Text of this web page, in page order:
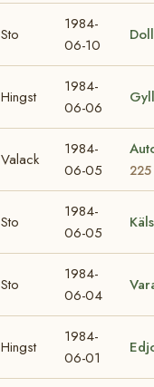
Sto
1984-
06-10
Hingst
1984-
06-06
Valack
1984-
06-05
225
Sto
1984-
06-05
Sto
1984-
06-04
Hingst
1984-
06-01